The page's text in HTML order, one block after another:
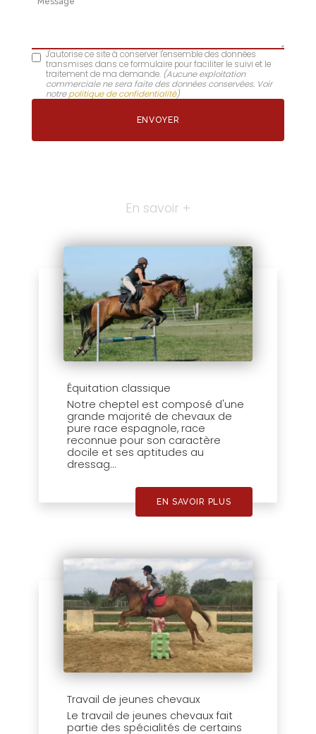
J'autorise ce site à conserver l'ensemble des données
transmises dans ce formulaire pour faciliter le suivi et le
traitement de ma demande. (Aucune exploitation
commerciale ne sera faite des données conservées. Voir
notrepolitique de confidentialité)
En savoir +
Équitation classique
Notre cheptel est composé d'une
grande majorité de chevaux de
pure race espagnole, race
reconnue pour son caractère
docile et ses aptitudes au
dressag...
EN SAVOIR PLUS
Travail de jeunes chevaux
Le travail de jeunes chevaux fait
partie des spécialités de certains